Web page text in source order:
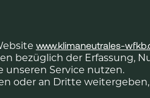
www.klimaneutrales-
bezüglich der Erfassung,
unseren Service nutzen.
oder an Dritte